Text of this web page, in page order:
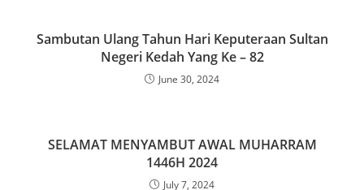
Sambutan Ulang Tahun Hari Keputeraan Sultan
Negeri Kedah Yang Ke – 82
June 30, 2024
SELAMAT MENYAMBUT AWAL MUHARRAM
1446H 2024
July 7, 2024